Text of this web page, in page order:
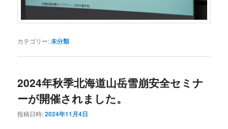
カテゴリー:未分類
2024年秋季北海道山岳雪崩安全セミナ
ーが開催されました。
投稿日時:2024年11月4日